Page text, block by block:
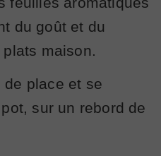
du goût et du
maison.
de place et se
sur un rebord de